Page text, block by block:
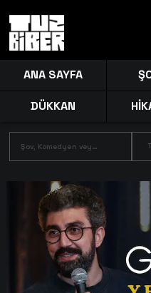
ANA SAYFA
DÜKKAN